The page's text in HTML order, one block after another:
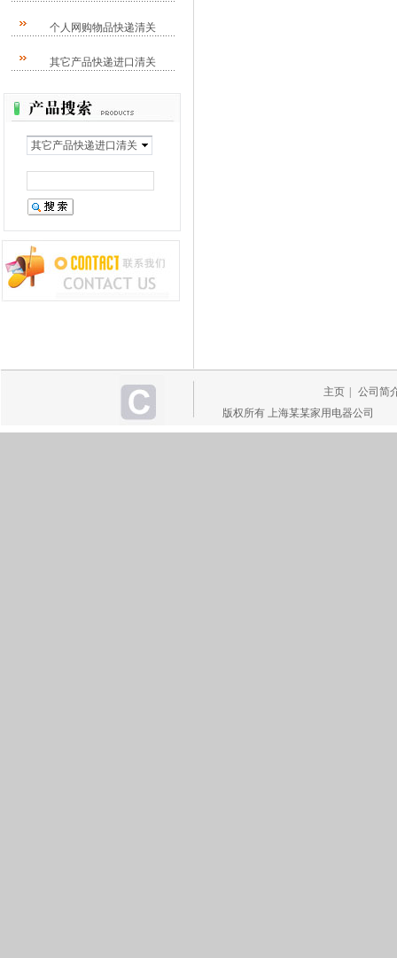
其它产品快递进口清关
个人网购物品快递清关
其它产品快递进口清关
主页
公司简
版权所有 上海某某家用电器公司